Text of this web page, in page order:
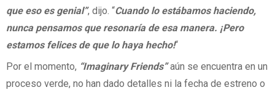
que eso es genial”, dijo. “Cuando lo estábamos haciendo,
nunca pensamos que resonaría de esa manera. ¡Pero
estamos felices de que lo haya hecho!“
Por el momento, “Imaginary Friends”aún se encuentra en un
proceso verde, no han dado detalles ni la fecha de estreno o